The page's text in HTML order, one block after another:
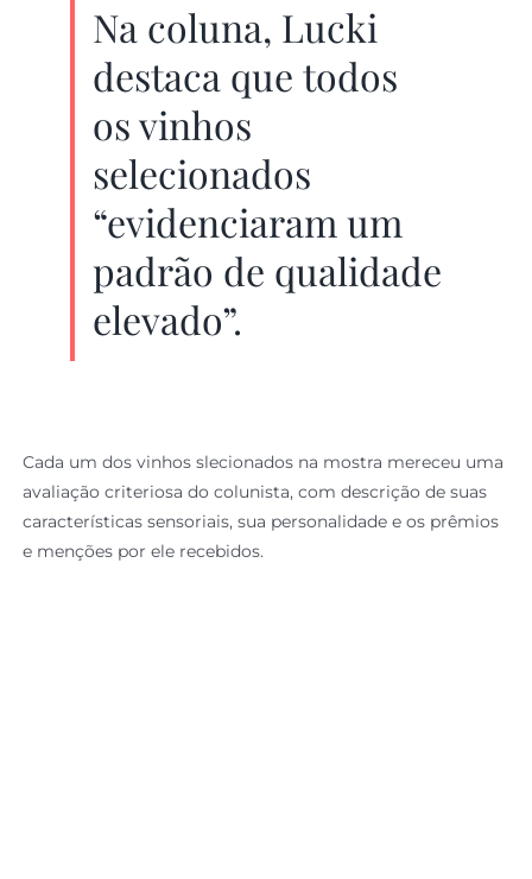
Na coluna, Lucki
destaca que todos
os vinhos
selecionados
“evidenciaram um
padrão de qualidade
elevado”.
Cada um dos vinhos slecionados na mostra mereceu uma
avaliação criteriosa do colunista, com descrição de suas
características sensoriais, sua personalidade e os prêmios
e menções por ele recebidos.